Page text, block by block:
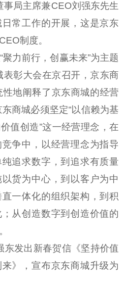
局主席兼CEO刘强东先生
常工作的开展，这是京东
制度。
力前行，创赢未来”为主题
彰大会在京召开，京东商
地阐释了京东商城的经营
商城必须坚定“以信赖为基
值创造”这一经营理念，在
争中，以经营理念为指导
追求数字，到追求有质量
货为中心，到以客户为中
一体化的组织架构，到积
从创造数字到创造价值的
东发出新春贺信《坚持价值
》，宣布京东商城升级为